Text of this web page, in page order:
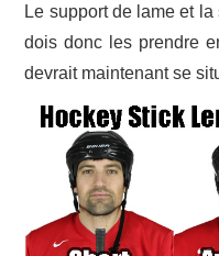
Le support de lame et
dois donc les prendre
devrait maintenant se